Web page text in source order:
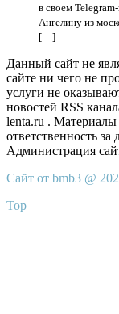
в своем
Ангелину из
[…]
Данный сайт не
сайте ни чего не
услуги не
новостей RSS
lenta.ru .
ответственность
Администрация
Сайт от bmb3 @
Top